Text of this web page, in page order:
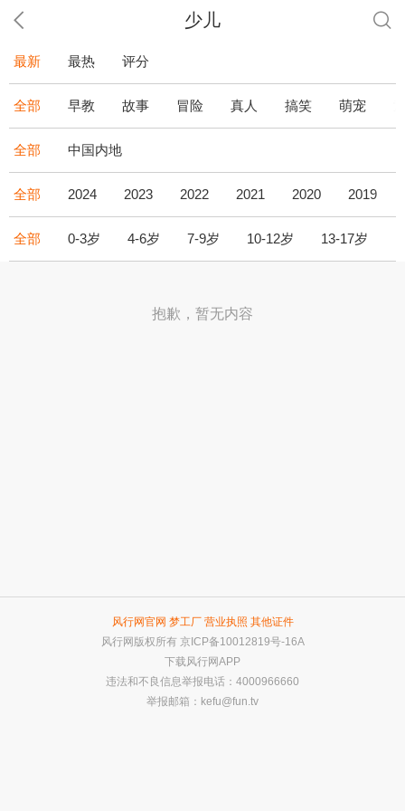
少儿
最新 最热 评分
全部 早教 故事 冒险 真人 搞笑 萌宠
全部 中国内地
全部 2024 2023 2022 2021 2020 2019
全部 0-3岁 4-6岁 7-9岁 10-12岁 13-17岁
抱歉，暂无内容
风行网官网 梦工厂 营业执照 其他证件
风行网版权所有 京ICP备10012819号-16A
下载风行网APP
违法和不良信息举报电话：4000966660
举报邮箱： kefu@fun.tv